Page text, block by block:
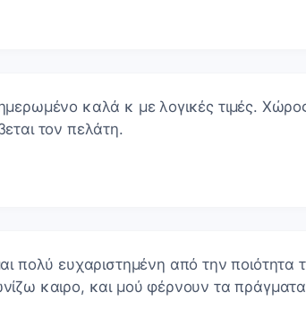
καλά κ με λογικές τιμές.
τον πελάτη.
πολύ ευχαριστημένη από την ποιότητα
καιρο, και μού φέρνουν τα πράγματα